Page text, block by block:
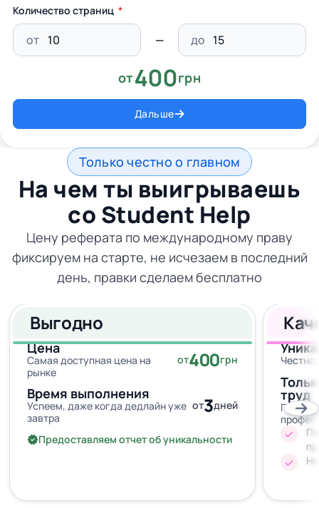
Количество страниц
от до
от400грн
Дальше
Только честно о главном
На чем ты выигрываешь
со Student Help
Цену реферата по международному праву
фиксируем на старте, не исчезаем в последний
день, правки сделаем бесплатно
Выгодно
Цена
Самая доступная цена на
рынке
от400грн
Время выполнения
Успеем, даже когда дедлайн уже
завтра
от3дней
Предоставляем отчет об уникальности
труд